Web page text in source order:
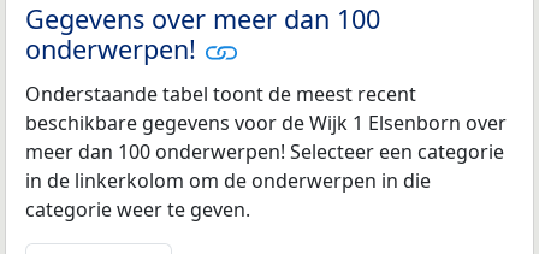
Gegevens over meer dan 100
onderwerpen!
Onderstaande tabel toont de meest recent
beschikbare gegevens voor de Wijk 1 Elsenborn over
meer dan 100 onderwerpen! Selecteer een categorie
in de linkerkolom om de onderwerpen in die
categorie weer te geven.